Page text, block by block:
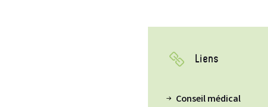
Liens
Conseil médical